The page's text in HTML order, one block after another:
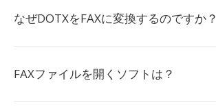
なぜDOTXをFAXに変換するのですか？
FAXファイルを開くソフトは？